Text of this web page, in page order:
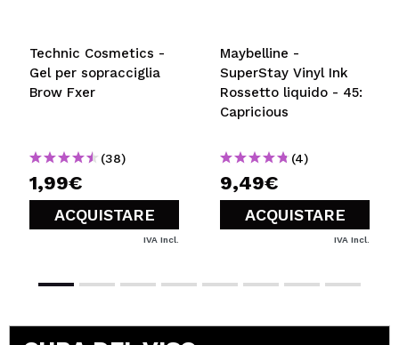
Technic Cosmetics -
Gel per sopracciglia
Brow Fxer
(38)
1,99€
ACQUISTARE
IVA Incl.
Maybelline -
SuperStay Vinyl Ink
Rossetto liquido - 45:
Capricious
(4)
9,49€
ACQUISTARE
IVA Incl.